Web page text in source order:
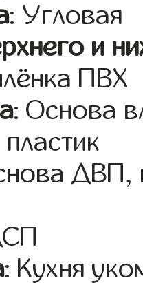
: Угловая
и
ПВХ
: Основа
ДВП,
: Кухня